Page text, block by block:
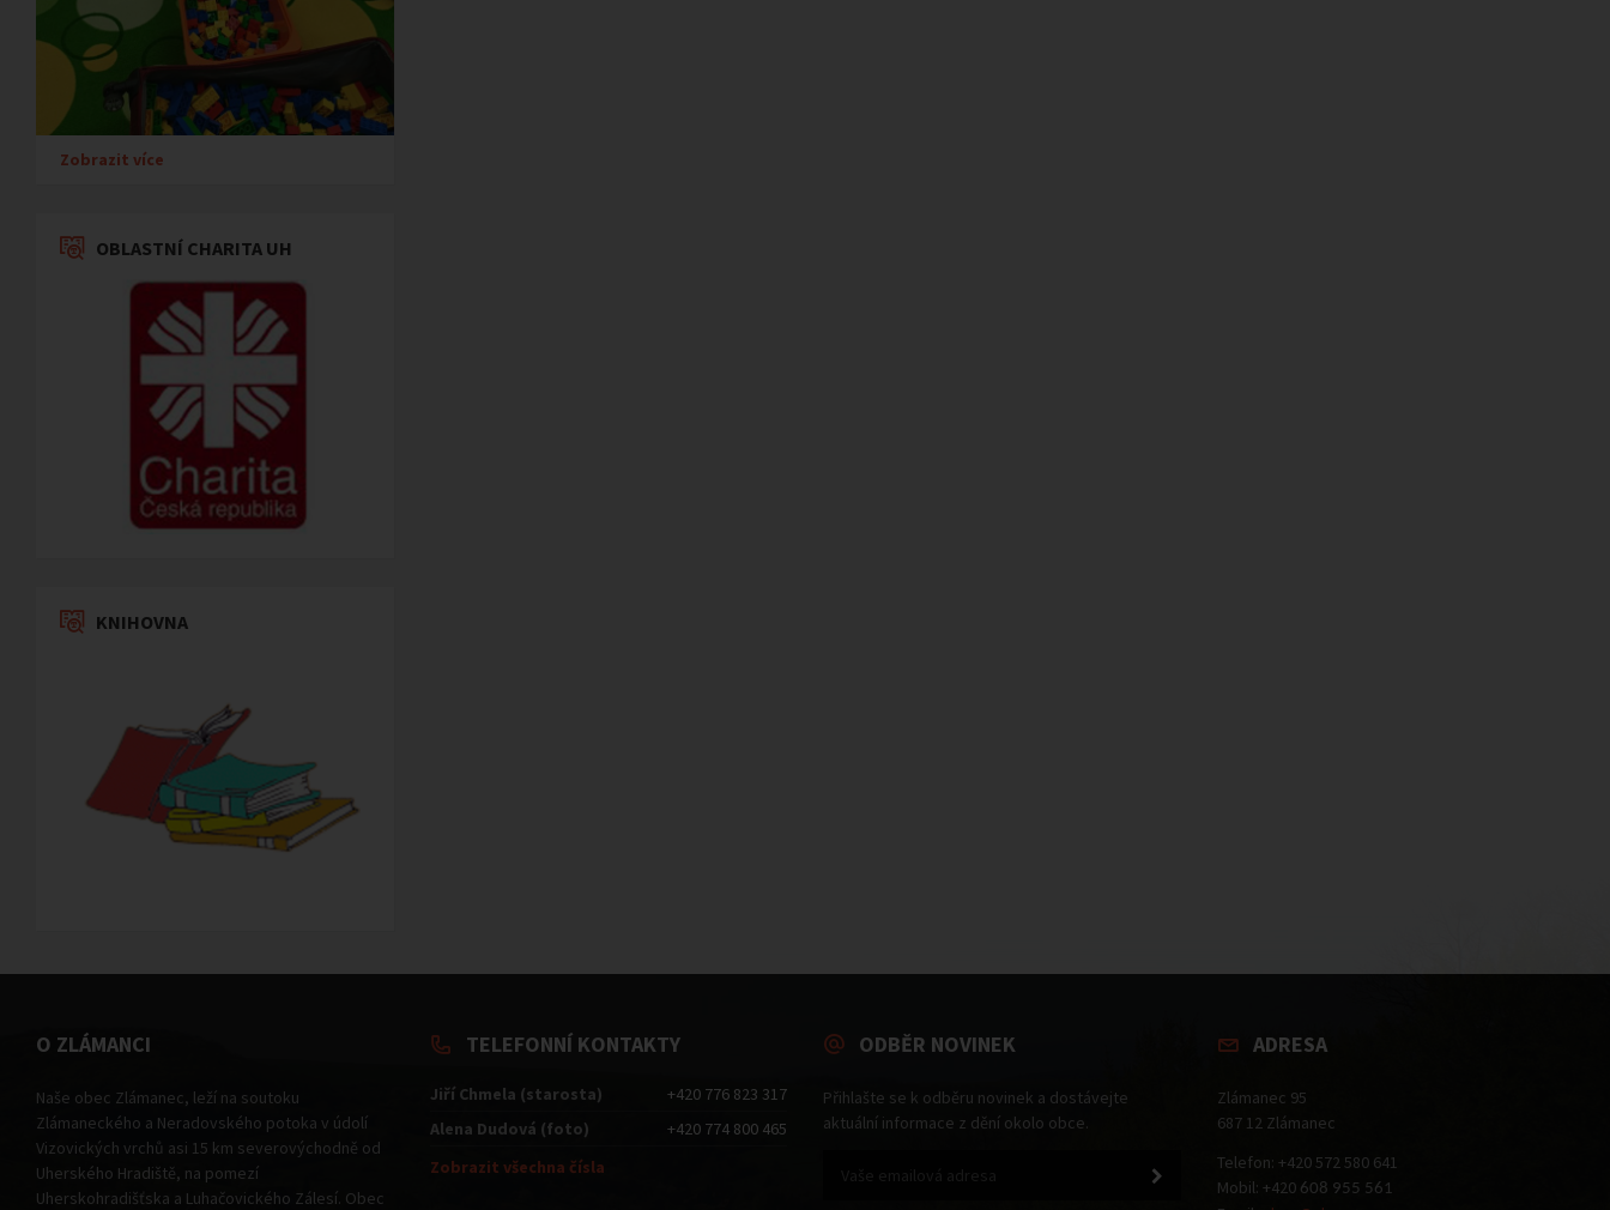
Zobrazit více
OBLASTNÍ CHARITA UH
KNIHOVNA
O ZLÁMANCI
Naše obec Zlámanec, leží na soutoku
Zlámaneckého a Neradovského potoka v údolí
Vizovických vrchů asi 15 km severovýchodně od
Uherského Hradiště, na pomezí
Uherskohradišťska a Luhačovického Zálesí. Obec
TELEFONNÍ KONTAKTY
Jiří Chmela (starosta)
+420 776 823 317
Alena Dudová (foto)
+420 774 800 465
Zobrazit všechna čísla
ODBĚR NOVINEK
Přihlašte se k odběru novinek a dostávejte
aktuální informace z dění okolo obce.
ADRESA
Zlámanec 95
687 12 Zlámanec
Telefon: +420 572 580 641
Mobil: +420 608 955 561